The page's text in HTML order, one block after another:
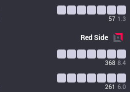
57 1.3
RedSide
368 8.4
261 6.0